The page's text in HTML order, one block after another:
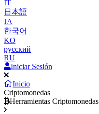
IT
日本語
JA
한국어
KO
русский
RU
Iniciar Sesión
Inicio
Criptomonedas
Herramientas Criptomonedas